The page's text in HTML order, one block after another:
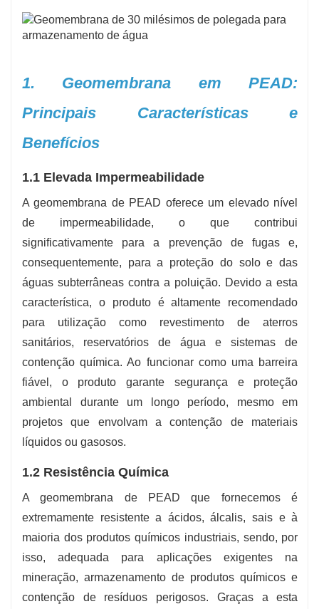
1. Geomembrana em PEAD:
Principais Características e
Benefícios
1.1 Elevada Impermeabilidade
A geomembrana de PEAD oferece um elevado nível
de impermeabilidade, o que contribui
significativamente para a prevenção de fugas e,
consequentemente, para a proteção do solo e das
águas subterrâneas contra a poluição. Devido a esta
característica, o produto é altamente recomendado
para utilização como revestimento de aterros
sanitários, reservatórios de água e sistemas de
contenção química. Ao funcionar como uma barreira
fiável, o produto garante segurança e proteção
ambiental durante um longo período, mesmo em
projetos que envolvam a contenção de materiais
líquidos ou gasosos.
1.2 Resistência Química
A geomembrana de PEAD que fornecemos é
extremamente resistente a ácidos, álcalis, sais e à
maioria dos produtos químicos industriais, sendo, por
isso, adequada para aplicações exigentes na
mineração, armazenamento de produtos químicos e
contenção de resíduos perigosos. Graças a esta